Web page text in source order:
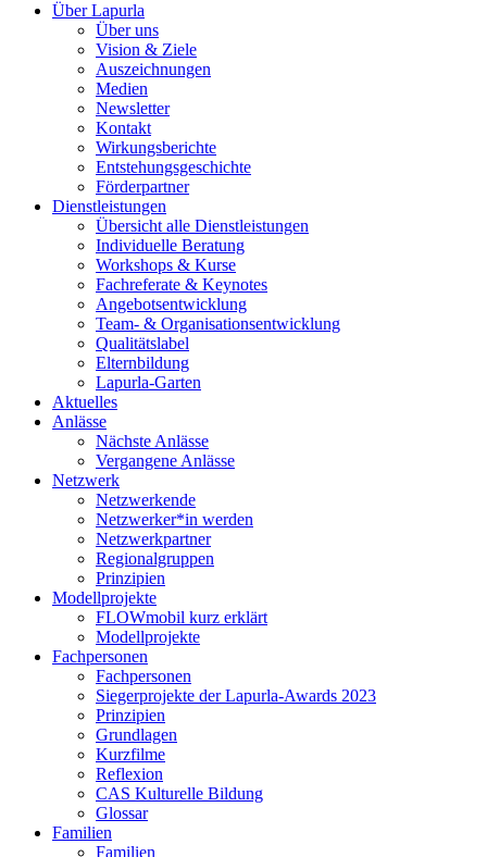
Über Lapurla
Über uns
Vision & Ziele
Auszeichnungen
Medien
Newsletter
Kontakt
Wirkungsberichte
Entstehungsgeschichte
Förderpartner
Dienstleistungen
Übersicht alle Dienstleistungen
Individuelle Beratung
Workshops & Kurse
Fachreferate & Keynotes
Angebotsentwicklung
Team- & Organisationsentwicklung
Qualitätslabel
Elternbildung
Lapurla-Garten
Aktuelles
Anlässe
Nächste Anlässe
Vergangene Anlässe
Netzwerk
Netzwerkende
Netzwerker*in werden
Netzwerkpartner
Regionalgruppen
Prinzipien
Modellprojekte
FLOWmobil kurz erklärt
Modellprojekte
Fachpersonen
Fachpersonen
Siegerprojekte der Lapurla-Awards 2023
Prinzipien
Grundlagen
Kurzfilme
Reflexion
CAS Kulturelle Bildung
Glossar
Familien
Familien